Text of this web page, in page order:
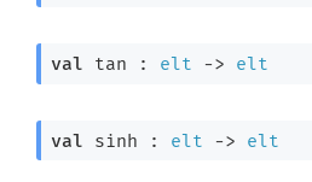
val tan : elt -> elt
val sinh : elt -> elt